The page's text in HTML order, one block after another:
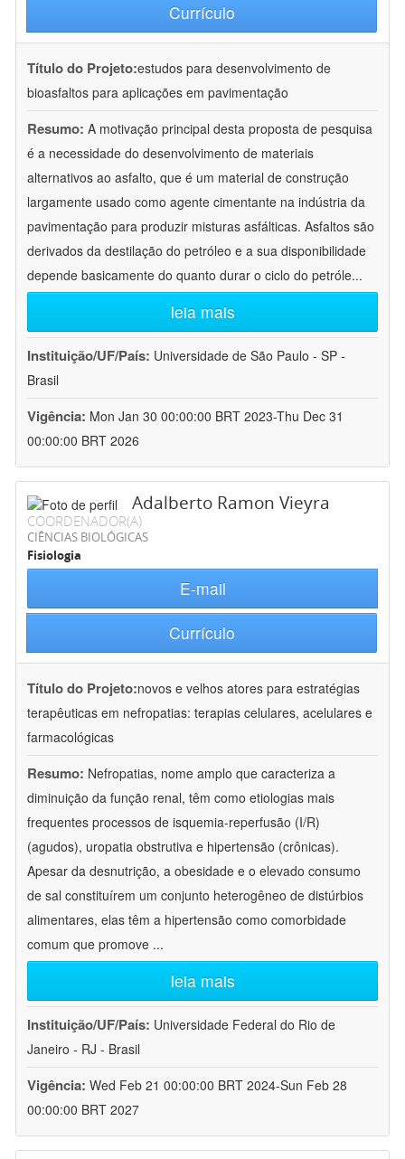
Currículo
Título do Projeto:estudos para desenvolvimento de
bioasfaltos para aplicações em pavimentação
Resumo: A motivação principal desta proposta de pesquisa
é a necessidade do desenvolvimento de materiais
alternativos ao asfalto, que é um material de construção
largamente usado como agente cimentante na indústria da
pavimentação para produzir misturas asfálticas. Asfaltos são
derivados da destilação do petróleo e a sua disponibilidade
depende basicamente do quanto durar o ciclo do petróle...
leia mais
Instituição/UF/País: Universidade de São Paulo - SP -
Brasil
Vigência: Mon Jan 30 00:00:00 BRT 2023-Thu Dec 31
00:00:00 BRT 2026
Adalberto Ramon Vieyra
COORDENADOR(A)
CIÊNCIAS BIOLÓGICAS
Fisiologia
E-mail
Currículo
Título do Projeto:novos e velhos atores para estratégias
terapêuticas em nefropatias: terapias celulares, acelulares e
farmacológicas
Resumo: Nefropatias, nome amplo que caracteriza a
diminuição da função renal, têm como etiologias mais
frequentes processos de isquemia-reperfusão (I/R)
(agudos), uropatia obstrutiva e hipertensão (crônicas).
Apesar da desnutrição, a obesidade e o elevado consumo
de sal constituírem um conjunto heterogêneo de distúrbios
alimentares, elas têm a hipertensão como comorbidade
comum que promove ...
leia mais
Instituição/UF/País: Universidade Federal do Rio de
Janeiro - RJ - Brasil
Vigência: Wed Feb 21 00:00:00 BRT 2024-Sun Feb 28
00:00:00 BRT 2027